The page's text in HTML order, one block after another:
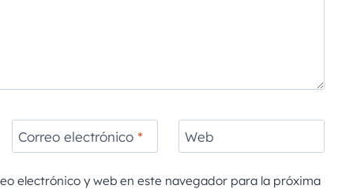
Correo electrónico* Web
electrónico y web en este navegador para la próxima